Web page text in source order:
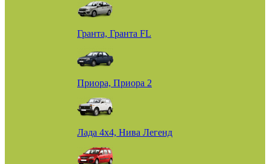
Гранта, Гранта FL
Приора, Приора 2
Лада 4х4, Нива Легенд